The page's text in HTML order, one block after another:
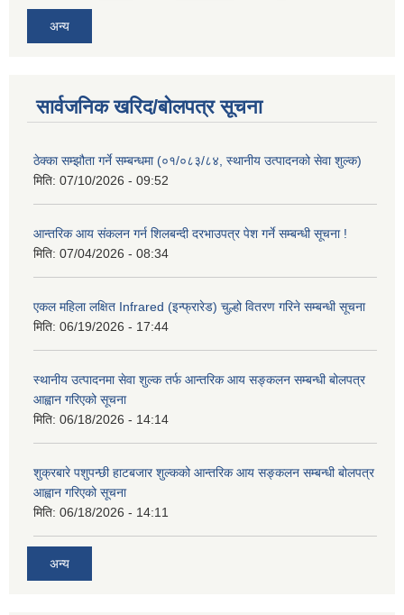
अन्य
सार्वजनिक खरिद/बोलपत्र सूचना
ठेक्का सम्झौता गर्ने सम्बन्धमा (०१/०८३/८४, स्थानीय उत्पादनको सेवा शुल्क)
मिति: 07/10/2026 - 09:52
आन्तरिक आय संकलन गर्न शिलबन्दी दरभाउपत्र पेश गर्ने सम्बन्धी सूचना !
मिति: 07/04/2026 - 08:34
एकल महिला लक्षित Infrared (इन्फ्रारेड) चुल्हो वितरण गरिने सम्बन्धी सूचना
मिति: 06/19/2026 - 17:44
स्थानीय उत्पादनमा सेवा शुल्क तर्फ आन्तरिक आय सङ्कलन सम्बन्धी बोलपत्र
आह्वान गरिएको सूचना
मिति: 06/18/2026 - 14:14
शुक्रबारे पशुपन्छी हाटबजार शुल्कको आन्तरिक आय सङ्कलन सम्बन्धी बोलपत्र
आह्वान गरिएको सूचना
मिति: 06/18/2026 - 14:11
अन्य